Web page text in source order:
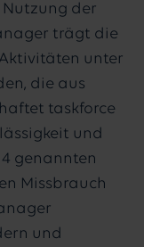
der
trägt die
unter
die aus
taskforce
und
genannten
Missbrauch
und